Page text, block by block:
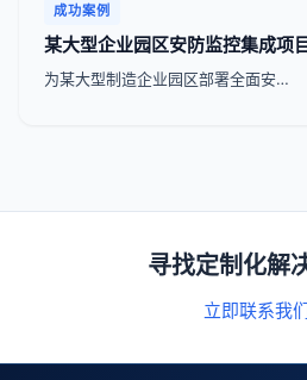
成功案例
某大型企业园区安防监控集成项
为某大型制造企业园区部署全面安…
寻找定制化解
立即联系我